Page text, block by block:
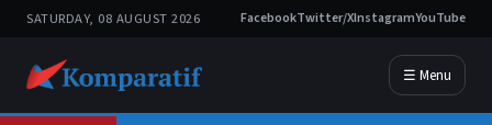
SATURDAY, 08 AUGUST 2026 FacebookTwitter/XInstagramYouTube
☰ Menu